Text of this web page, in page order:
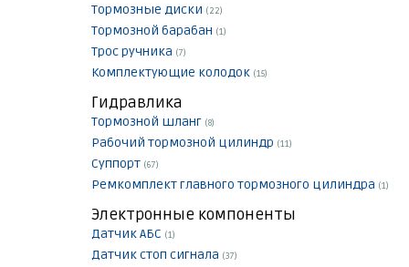
Тормозные диски (22)
Тормозной барабан (1)
Трос ручника (7)
Комплектующие колодок (15)
Гидравлика
Тормозной шланг (8)
Рабочий тормозной цилиндр (11)
Суппорт (67)
Ремкомплект главного тормозного цилиндра (1)
Электронные компоненты
Датчик АБС (1)
Датчик стоп сигнала (37)